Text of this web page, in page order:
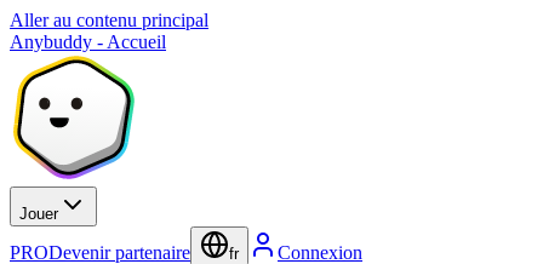
Aller au contenu principal
Anybuddy - Accueil
Jouer
PRODevenir partenaire fr Connexion